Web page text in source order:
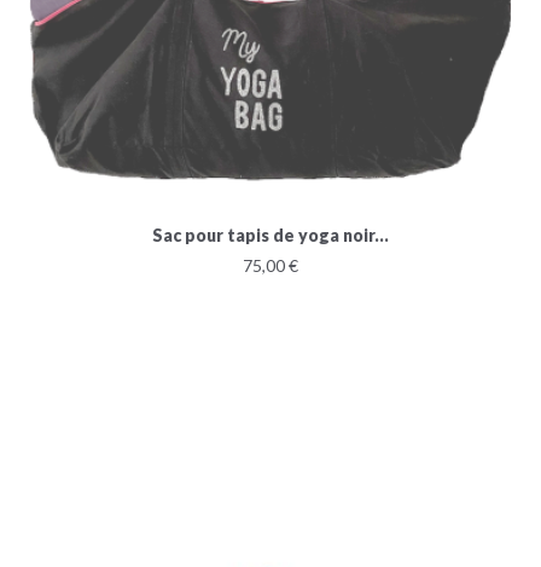
Sac pour tapis de yoga noir...
75,00 €